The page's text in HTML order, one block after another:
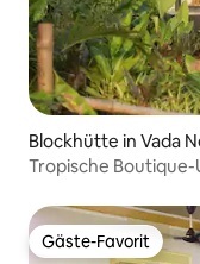
Blockhütte in Vada
Tropische
Gäste-Favorit
Gäste-Favorit